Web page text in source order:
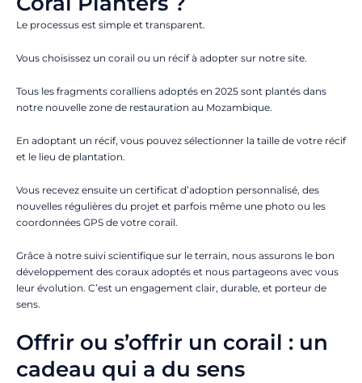
Le processus est simple et transparent.
Vous choisissez un corail ou un récif à adopter sur notre site.
Tous les fragments coralliens adoptés en 2025 sont plantés dans
notre nouvelle zone de restauration au Mozambique.
En adoptant un récif, vous pouvez sélectionner la taille de votre récif
et le lieu de plantation.
Vous recevez ensuite un certificat d’adoption personnalisé, des
nouvelles régulières du projet et parfois même une photo ou les
coordonnées GPS de votre corail.
Grâce à notre suivi scientifique sur le terrain, nous assurons le bon
développement des coraux adoptés et nous partageons avec vous
leur évolution. C’est un engagement clair, durable, et porteur de
sens.
Offrir ou s’offrir un corail : un
cadeau qui a du sens